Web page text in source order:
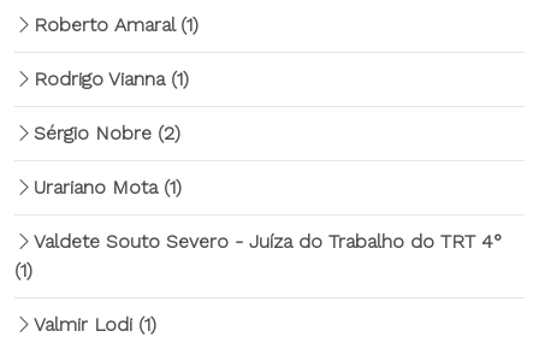
Roberto Amaral (1)
Rodrigo Vianna (1)
Sérgio Nobre (2)
Urariano Mota (1)
Valdete Souto Severo - Juíza do Trabalho do TRT 4°
(1)
Valmir Lodi (1)